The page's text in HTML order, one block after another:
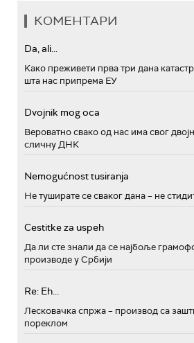
КОМЕНТАРИ
Da, ali...
Како преживети прва три дана
шта нас припрема ЕУ
Dvojnik mog oca
Вероватно свако од нас има свог
сличну ДНК
Nemogućnost tusiranja
Не туширате се сваког дана – не
Cestitke za uspeh
Да ли сте знали да се најбоље
производе у Србији
Re: Eh...
Лесковачка спржа – производ са
пореклом